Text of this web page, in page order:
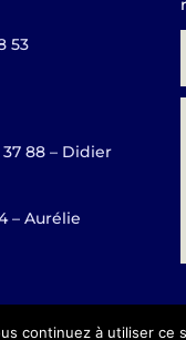
53
88 – Didier
– Aurélie
continuez à utiliser